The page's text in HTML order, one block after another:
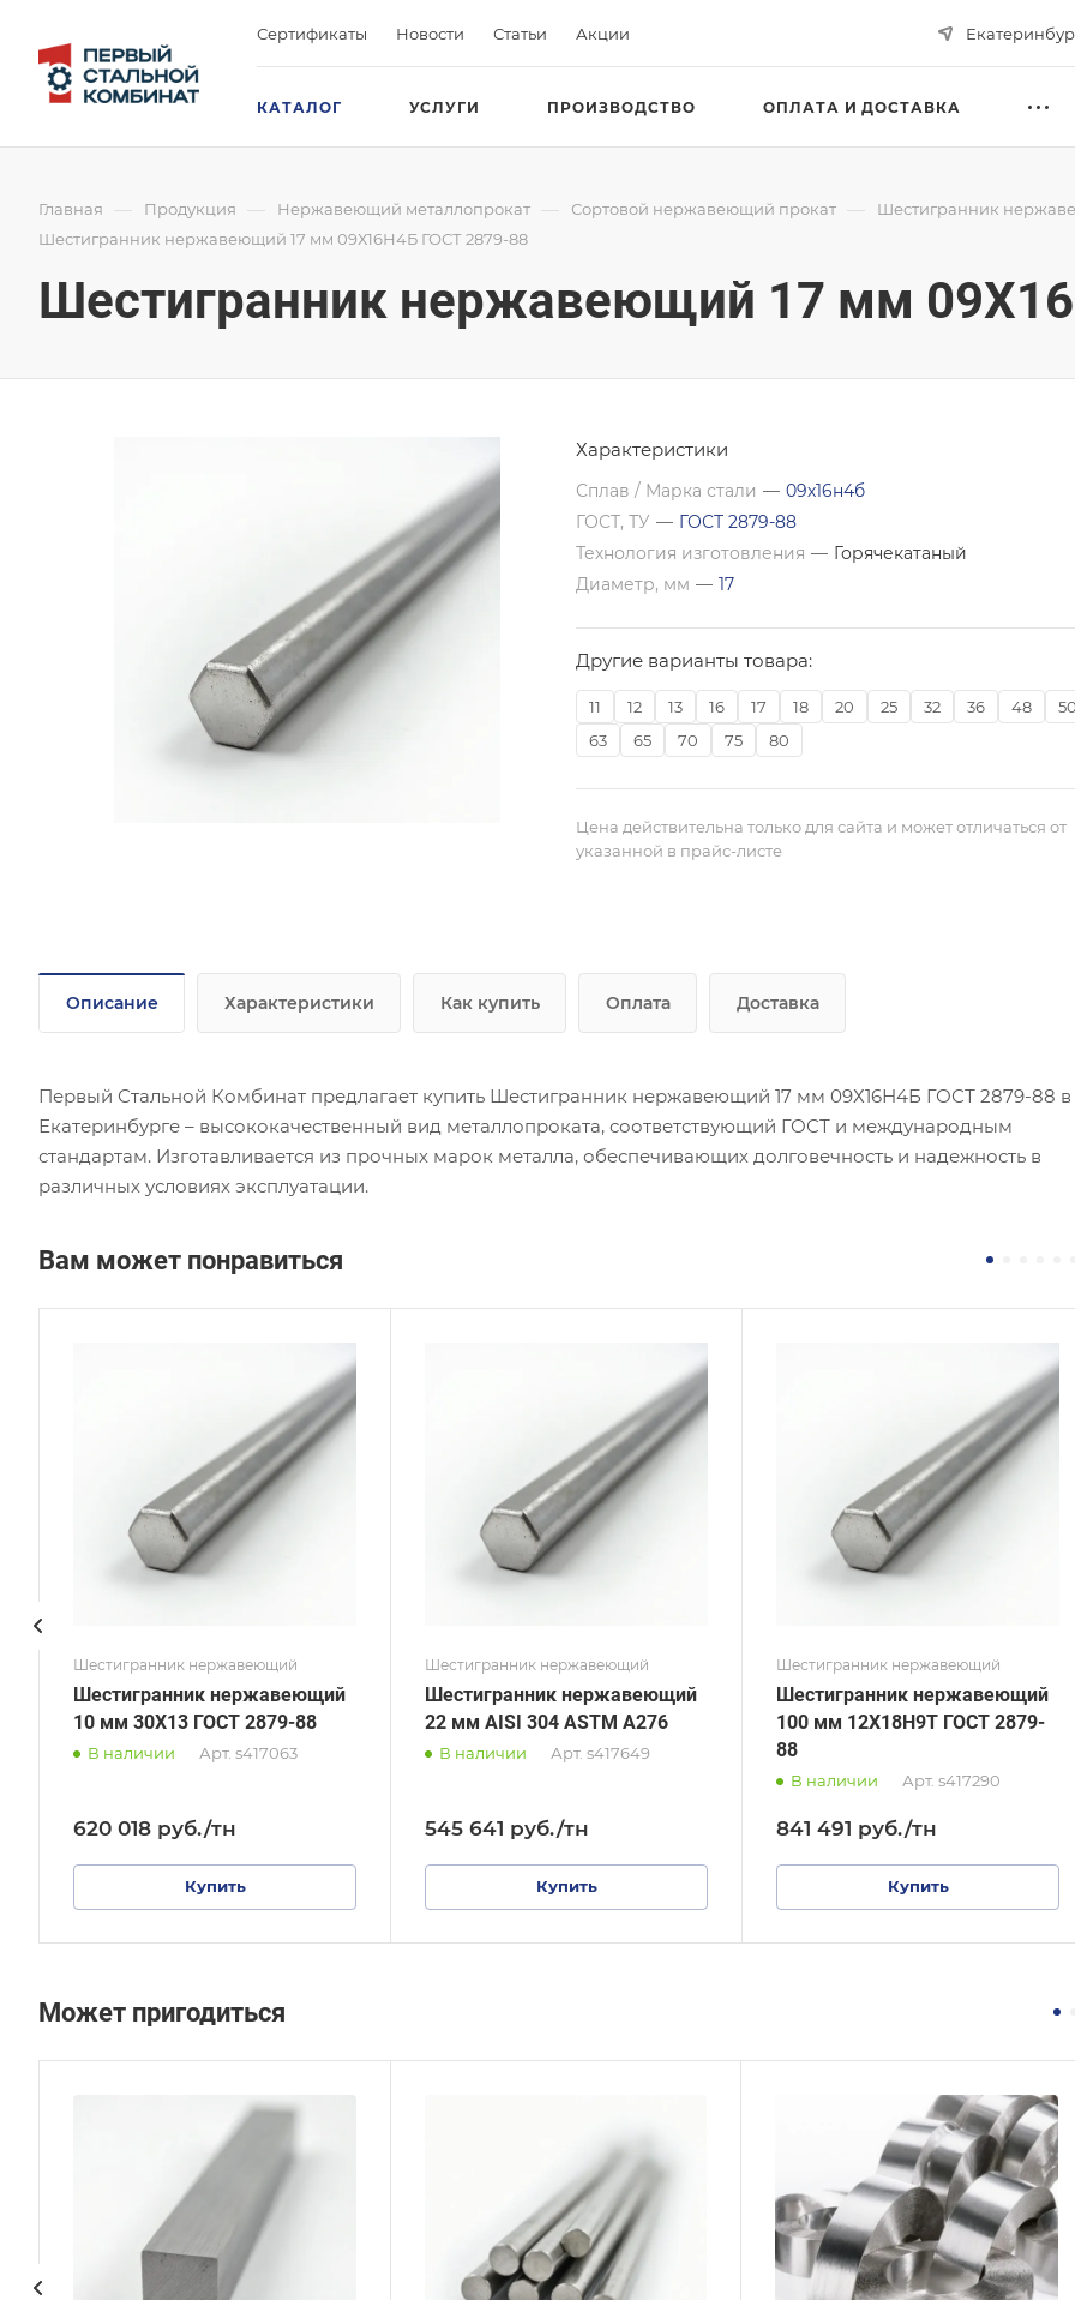
Сертификаты Новости Статьи Акции
КАТАЛОГ УСЛУГИ ПРОИЗВОДСТВО ОПЛАТА И ДОСТАВКА
Главная — Продукция — Нержавеющий металлопрокат — Сортовой нержавеющий прокат — Шестигранник
Шестигранник нержавеющий 17 мм 09Х16Н4Б ГОСТ 2879-88
Шестигранник нержавеющий 17 мм
Характеристики
Сплав / Марка стали — 09х16н4б
ГОСТ, ТУ — ГОСТ 2879-88
Технология изготовления — Горячекатаный
Диаметр, мм — 17
Другие варианты товара:
11 12 13 16 17 18 20 25 32 36 48
50
63
65 70 75 80
Цена действительна только для сайта и может отличаться от
указанной в прайс-листе
Описание Характеристики Как купить Оплата Доставка
Первый Стальной Комбинат предлагает купить Шестигранник нержавеющий 17 мм 09Х16Н4Б ГОСТ 2879-88 в
Екатеринбурге – высококачественный вид металлопроката, соответствующий ГОСТ и международным
стандартам. Изготавливается из прочных марок металла, обеспечивающих долговечность и надежность в
различных условиях эксплуатации.
Вам может понравиться
Шестигранник нержавеющий
Шестигранник нержавеющий
10 мм 30Х13 ГОСТ 2879-88
В наличии Арт. s417063
620 018 руб./тн
Купить
ASTM A276
Технология изготовления
Горячекатаный
Диаметр, мм
22
Шестигранник нержавеющий
Шестигранник нержавеющий
22 мм AISI 304 ASTM A276
В наличии Арт. s417649
545 641 руб./тн
Купить
ГОСТ 2879-88
Технология изготовления
Горячекатаный
Диаметр, мм
100
Шестигранник нержавеющий
Шестигранник нержавеющий
100 мм 12Х18Н9Т ГОСТ 2879-
88
В наличии Арт. s417290
841 491 руб./тн
Купить
ГОСТ 2879-88
Технология изготовления
Горячекатаный
Диаметр, мм
50
Может пригодиться